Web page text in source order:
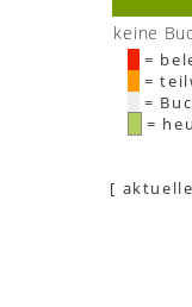
keine
=
=
=
=
[